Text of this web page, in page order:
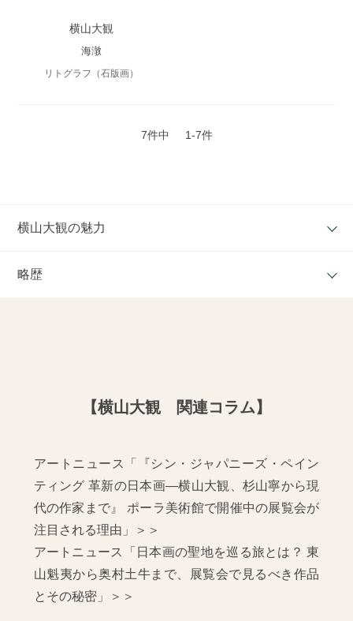
横山大観
海潡
リトグラフ（石版画）
7件中 1-7件
横山大観の魅力
略歴
【横山大観 関連コラム】
アートニュース「『シン・ジャパニーズ・ペイン
ティング 革新の日本画―横山大観、杉山寧から現
代の作家まで』 ポーラ美術館で開催中の展覧会が
注目される理由」＞＞
アートニュース「日本画の聖地を巡る旅とは？ 東
山魁夷から奥村土牛まで、展覧会で見るべき作品
とその秘密」＞＞